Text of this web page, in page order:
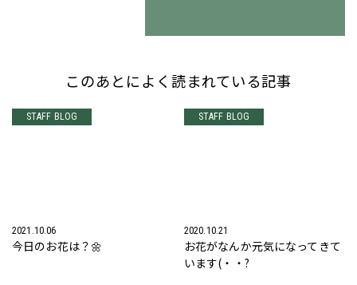
このあとによく読まれている記事
STAFF BLOG
2021.10.06
今日のお花は？🌼
STAFF BLOG
2020.10.21
お花がなんか元気になってきて
います(・・?